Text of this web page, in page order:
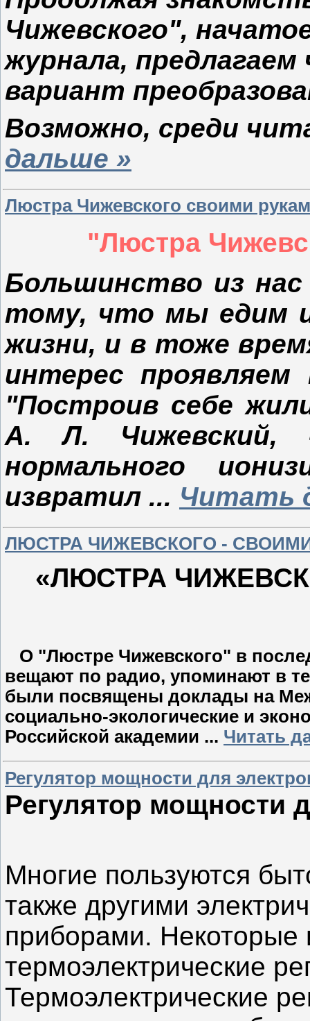
Чижевского",
журнала,
вариант
Возможно, среди
дальше »
Люстра Чижевского своими
"Люстра
Большинство из
тому, что мы едим и
жизни, и в тоже
интерес
"Построив себе
А. Л. Чижевский,
нормального
извратил ... Читать
ЛЮСТРА ЧИЖЕВСКОГО -
«ЛЮСТРА
О "Люстре Чижевского" в
вещают по радио, упоминают в
были посвящены доклады на
социально-экологические и
Российской академии ... Читать
Регулятор мощности для
Регулятор мощности
Многие пользуются
также другими
приборами. Некоторые
термоэлектрические
Термоэлектрические